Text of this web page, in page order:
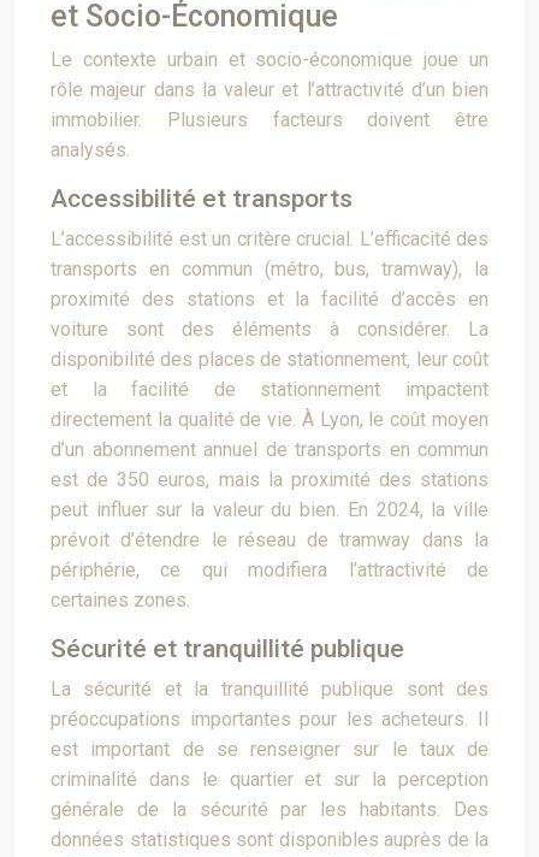
et Socio-Économique
Le contexte urbain et socio-économique joue un
rôle majeur dans la valeur et l’attractivité d’un bien
immobilier. Plusieurs facteurs doivent être
analysés.
Accessibilité et transports
L’accessibilité est un critère crucial. L’efficacité des
transports en commun (métro, bus, tramway), la
proximité des stations et la facilité d’accès en
voiture sont des éléments à considérer. La
disponibilité des places de stationnement, leur coût
et la facilité de stationnement impactent
directement la qualité de vie. À Lyon, le coût moyen
d’un abonnement annuel de transports en commun
est de 350 euros, mais la proximité des stations
peut influer sur la valeur du bien. En 2024, la ville
prévoit d’étendre le réseau de tramway dans la
périphérie, ce qui modifiera l’attractivité de
certaines zones.
Sécurité et tranquillité publique
La sécurité et la tranquillité publique sont des
préoccupations importantes pour les acheteurs. Il
est important de se renseigner sur le taux de
criminalité dans le quartier et sur la perception
générale de la sécurité par les habitants. Des
données statistiques sont disponibles auprès de la